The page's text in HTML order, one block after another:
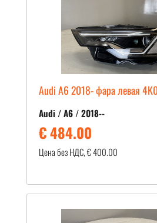
Audi A6 2018- фара левая
Audi / A6 / 2018--
€ 484.00
Цена без НДС, € 400.00